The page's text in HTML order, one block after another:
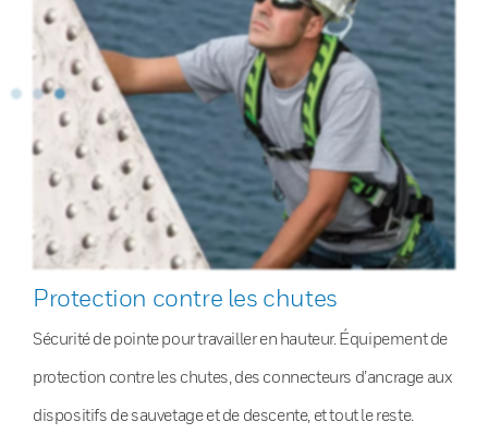
Protection contre les chutes
Sécurité de pointe pour travailler en hauteur. Équipement de
protection contre les chutes, des connecteurs d’ancrage aux
dispositifs de sauvetage et de descente, et tout le reste.